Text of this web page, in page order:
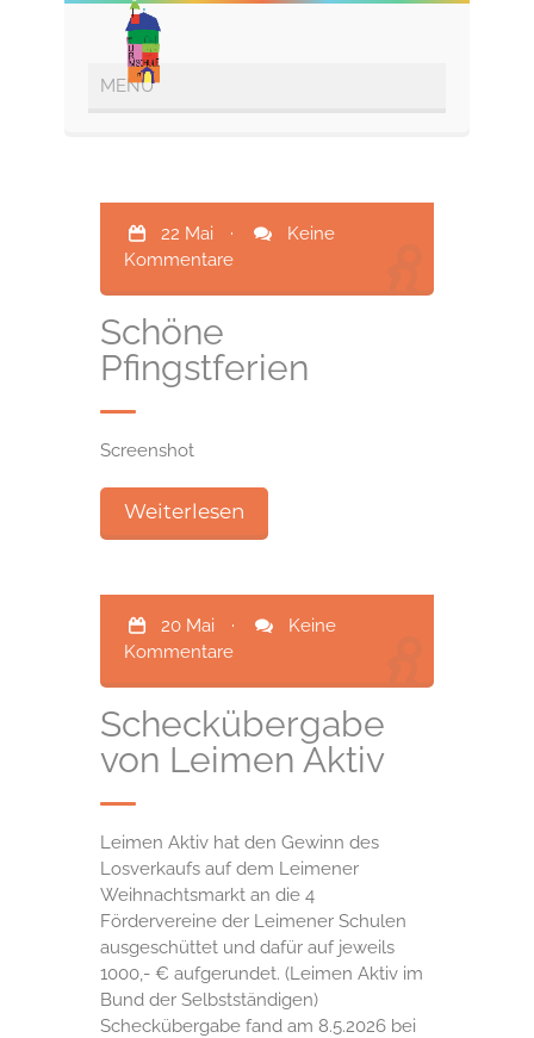
22 Mai ·
Keine
Kommentare
Schöne
Pfingstferien
Screenshot
Weiterlesen
20 Mai ·
Keine
Kommentare
Scheckübergabe
von Leimen Aktiv
Leimen Aktiv hat den Gewinn des
Losverkaufs auf dem Leimener
Weihnachtsmarkt an die 4
Fördervereine der Leimener Schulen
ausgeschüttet und dafür auf jeweils
1000,- € aufgerundet. (Leimen Aktiv im
Bund der Selbstständigen)
Scheckübergabe fand am 8.5.2026 bei